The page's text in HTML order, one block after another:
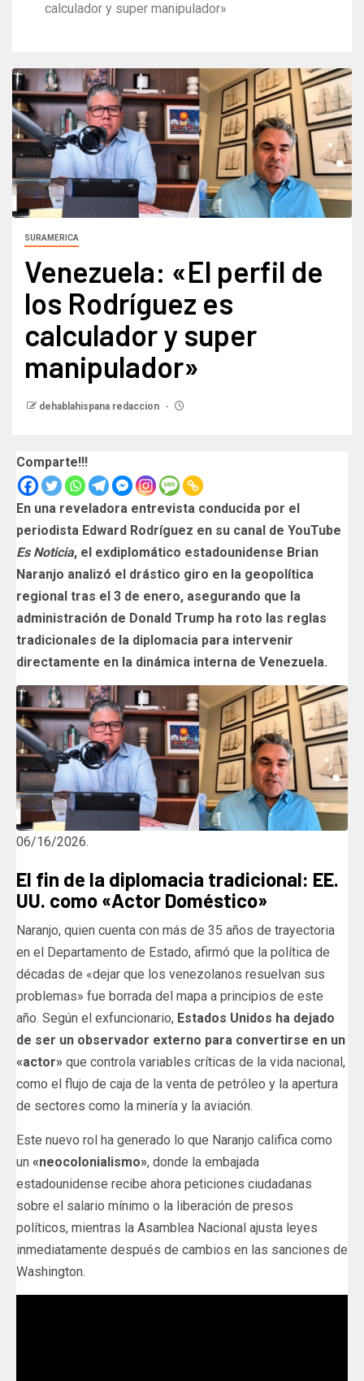
calculador y super manipulador»
SURAMERICA
Venezuela: «El perfil de
los Rodríguez es
calculador y super
manipulador»
dehablahispana redaccion
Comparte!!!
En una reveladora entrevista conducida por el
periodista Edward Rodríguez en su canal de YouTube
Es Noticia, el exdiplomático estadounidense Brian
Naranjo analizó el drástico giro en la geopolítica
regional tras el 3 de enero, asegurando que la
administración de Donald Trump ha roto las reglas
tradicionales de la diplomacia para intervenir
directamente en la dinámica interna de Venezuela.
06/16/2026.
El fin de la diplomacia tradicional: EE.
UU. como «Actor Doméstico»
Naranjo, quien cuenta con más de 35 años de trayectoria
en el Departamento de Estado, afirmó que la política de
décadas de «dejar que los venezolanos resuelvan sus
problemas» fue borrada del mapa a principios de este
año. Según el exfuncionario, Estados Unidos ha dejado
de ser un observador externo para convertirse en un
«actor» que controla variables críticas de la vida nacional,
como el flujo de caja de la venta de petróleo y la apertura
de sectores como la minería y la aviación.
Este nuevo rol ha generado lo que Naranjo califica como
un «neocolonialismo», donde la embajada
estadounidense recibe ahora peticiones ciudadanas
sobre el salario mínimo o la liberación de presos
políticos, mientras la Asamblea Nacional ajusta leyes
inmediatamente después de cambios en las sanciones de
Washington.